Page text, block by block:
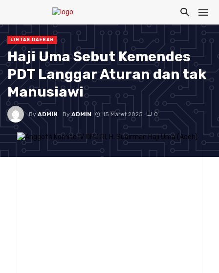
LINTAS DAERAH
Haji Uma Sebut Kemendes
PDT Langgar Aturan dan tak
Manusiawi
ByADMIN ByADMIN 15 Maret 2025 0